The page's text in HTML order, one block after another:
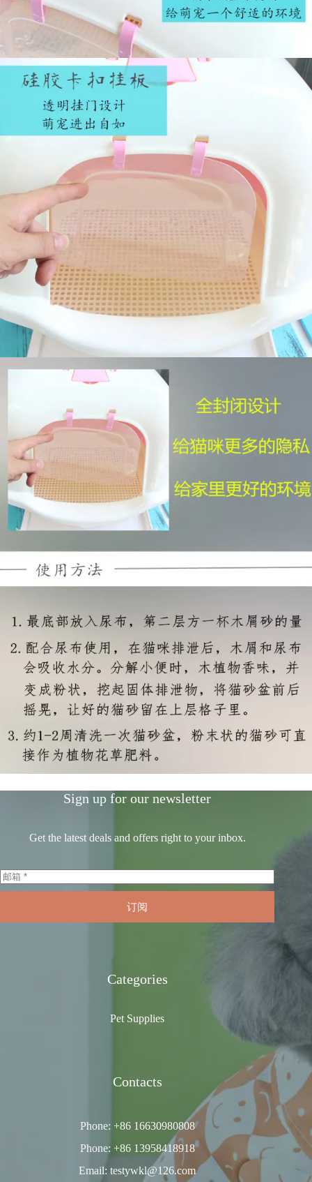
Sign up for our newsletter
Get the latest deals and offers right to your inbox.
订阅
Categories
Pet Supplies
Contacts
Phone: +86 16630980808
Phone: +86 13958418918
Email: testywkl@126.com